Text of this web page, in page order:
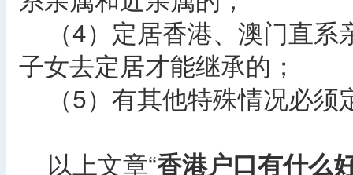
（4）定居香港、澳门直系
子女去定居才能继承的；
（5）有其他特殊情况必须
以上文章“香港户口有什么